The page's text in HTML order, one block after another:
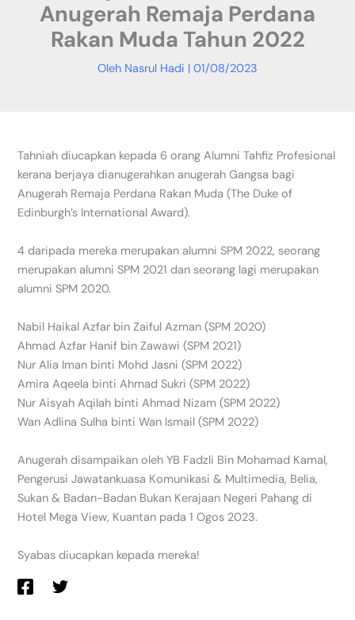
Anugerah Remaja Perdana
Rakan Muda Tahun 2022
Oleh Nasrul Hadi | 01/08/2023
Tahniah diucapkan kepada 6 orang Alumni Tahfiz Profesional
kerana berjaya dianugerahkan anugerah Gangsa bagi
Anugerah Remaja Perdana Rakan Muda (The Duke of
Edinburgh’s International Award).
4 daripada mereka merupakan alumni SPM 2022, seorang
merupakan alumni SPM 2021 dan seorang lagi merupakan
alumni SPM 2020.
Nabil Haikal Azfar bin Zaiful Azman (SPM 2020)
Ahmad Azfar Hanif bin Zawawi (SPM 2021)
Nur Alia Iman binti Mohd Jasni (SPM 2022)
Amira Aqeela binti Ahmad Sukri (SPM 2022)
Nur Aisyah Aqilah binti Ahmad Nizam (SPM 2022)
Wan Adlina Sulha binti Wan Ismail (SPM 2022)
Anugerah disampaikan oleh YB Fadzli Bin Mohamad Kamal,
Pengerusi Jawatankuasa Komunikasi & Multimedia, Belia,
Sukan & Badan-Badan Bukan Kerajaan Negeri Pahang di
Hotel Mega View, Kuantan pada 1 Ogos 2023.
Syabas diucapkan kepada mereka!